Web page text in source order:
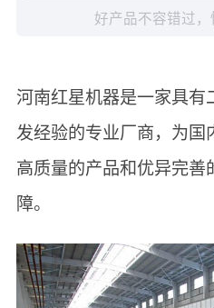
好产品不容错过
河南红星机器是一家具有
发经验的专业厂商，为国
高质量的产品和优异完善
障。